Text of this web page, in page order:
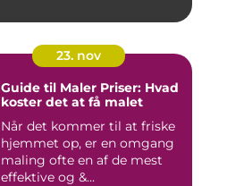
23. nov
Guide til Maler Priser: Hvad
koster det at få malet
Når det kommer til at friske
hjemmet op, er en omgang
maling ofte en af de mest
effektive og &...